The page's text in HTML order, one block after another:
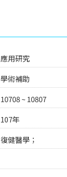
應用研究
學術補助
10708 ~ 10807
107年
復健醫學；